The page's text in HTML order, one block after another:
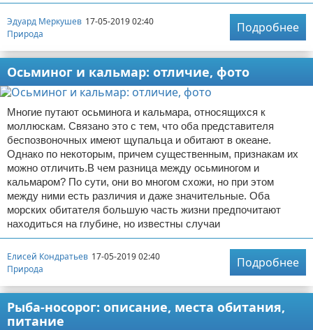
Эдуард Меркушев 17-05-2019 02:40
Природа
Подробнее
Осьминог и кальмар: отличие, фото
Многие путают осьминога и кальмара, относящихся к
моллюскам. Связано это с тем, что оба представителя
беспозвоночных имеют щупальца и обитают в океане.
Однако по некоторым, причем существенным, признакам их
можно отличить.В чем разница между осьминогом и
кальмаром? По сути, они во многом схожи, но при этом
между ними есть различия и даже значительные. Оба
морских обитателя большую часть жизни предпочитают
находиться на глубине, но известны случаи
Елисей Кондратьев 17-05-2019 02:40
Природа
Подробнее
Рыба-носорог: описание, места обитания,
питание